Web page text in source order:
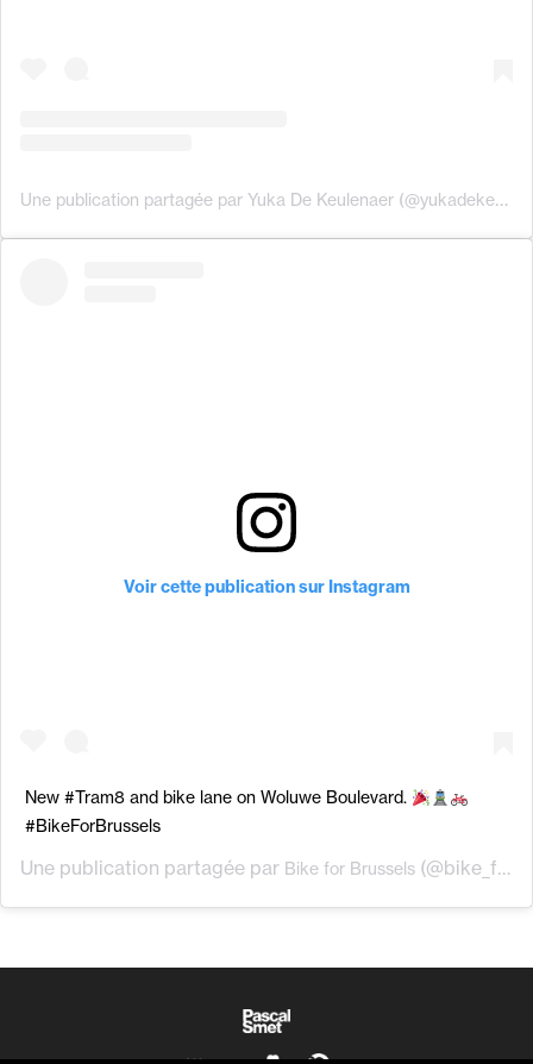
Une publication partagée par Yuka De Keulenaer (@yukadekeulenaer)
Voir cette publication sur Instagram
New #Tram8 and bike lane on Woluwe Boulevard.
#BikeForBrussels
Une publication partagée par Bike for Brussels (@bike_for_brussels) le